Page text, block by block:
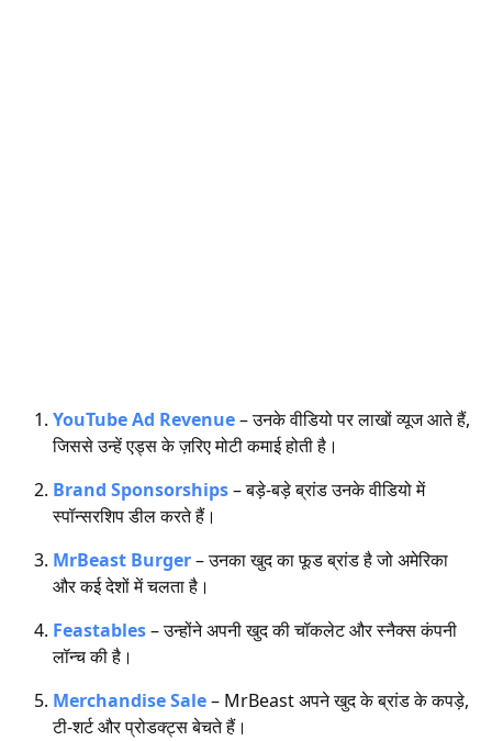
YouTube Ad Revenue– उनके वीडियो पर लाखों व्यूज आते हैं,
जिससे उन्हें एड्स के ज़रिए मोटी कमाई होती है।
Brand Sponsorships– बड़े-बड़े ब्रांड उनके वीडियो में
स्पॉन्सरशिप डील करते हैं।
MrBeast Burger– उनका खुद का फूड ब्रांड है जो अमेरिका
और कई देशों में चलता है।
Feastables– उन्होंने अपनी खुद की चॉकलेट और स्नैक्स कंपनी
लॉन्च की है।
Merchandise Sale– MrBeast अपने खुद के ब्रांड के कपड़े,
टी-शर्ट और प्रोडक्ट्स बेचते हैं।